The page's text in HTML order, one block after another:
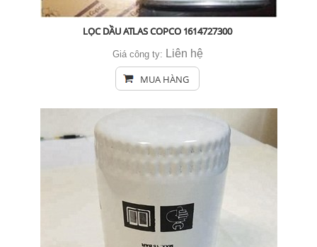
LỌC DẦU ATLAS COPCO 1614727300
Giá công ty: Liên hệ
MUA HÀNG